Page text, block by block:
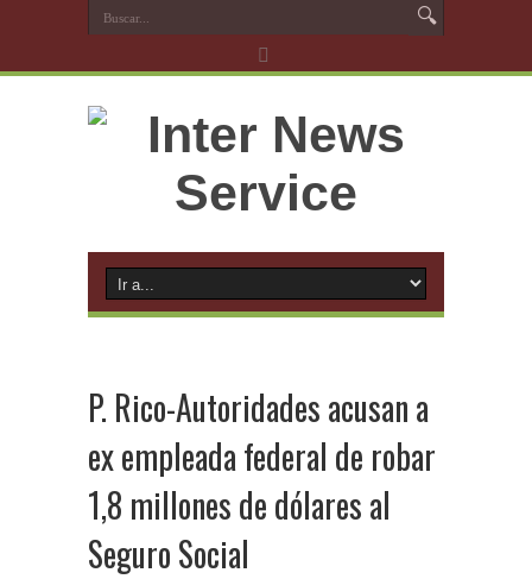
P. Rico-Autoridades acusan a
ex empleada federal de robar
1,8 millones de dólares al
Seguro Social